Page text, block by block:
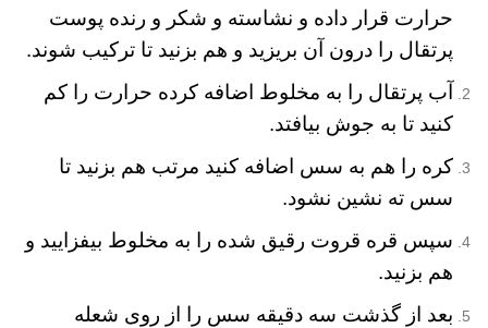
حرارت قرار داده و نشاسته و شکر و رنده پوست
پرتقال را درون آن بریزید و هم بزنید تا ترکیب شوند.
آب پرتقال را به مخلوط اضافه کرده حرارت را کم
کنید تا به جوش بیافتد.
کره را هم به سس اضافه کنید مرتب هم بزنید تا
سس ته نشین نشود.
سپس قره قروت رقیق شده را به مخلوط بیفزایید و
هم بزنید.
بعد از گذشت سه دقیقه سس را از روی شعله